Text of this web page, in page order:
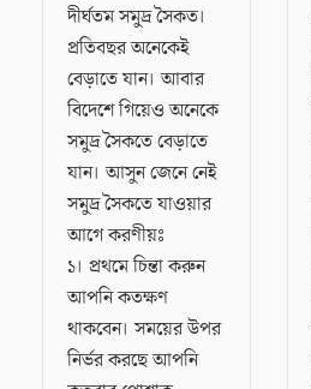
দীর্ঘতম সমুদ্র সৈকত।
প্রতিবছর অনেকেই
বেড়াতে যান। আবার
বিদেশে গিয়েও অনেকে
সমুদ্র সৈকতে বেড়াতে
যান। আসুন জেনে নেই
সমুদ্র সৈকতে যাওয়ার
আগে করণীয়ঃ
১। প্রথমে চিন্তা করুন
আপনি কতক্ষণ
থাকবেন। সময়ের উপর
নির্ভর করছে আপনি